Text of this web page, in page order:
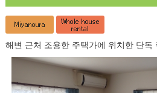
해변 근처 조용한 주택가에 위치한 단독